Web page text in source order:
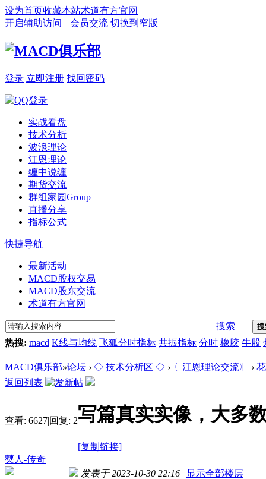
设为首页收藏本站术道有方官网
开启辅助访问
会员交流 切换到窄版
登录 立即注册 找回密码
实战看盘
技术分析
波浪理论
江恩理论
缠中说缠
期货交流
群组家园Group
直播分享
指标公式
快捷导航
最新活动
MACD股权交易
MACD股东交流
术道有方官网
搜索
热搜: macd K线与均线 飞狐分时指标 共振指标 分时 橡胶 牛股
MACD俱乐部»论坛 › ◇ 技术分析区 ◇ › 〖江恩理论交流〗 ›
返回列表
查看: 6627|回复: 2写篇真实实像，大多
[复制链接]
僰人-传奇
发表于 2023-10-30 22:16 | 显示全部楼层